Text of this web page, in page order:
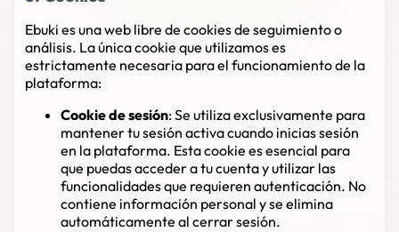
Ebuki es una web libre de cookies de seguimiento o
análisis. La única cookie que utilizamos es
estrictamente necesaria para el funcionamiento de la
plataforma:
Cookie de sesión: Se utiliza exclusivamente para
mantener tu sesión activa cuando inicias sesión
en la plataforma. Esta cookie es esencial para
que puedas acceder a tu cuenta y utilizar las
funcionalidades que requieren autenticación. No
contiene información personal y se elimina
automáticamente al cerrar sesión.